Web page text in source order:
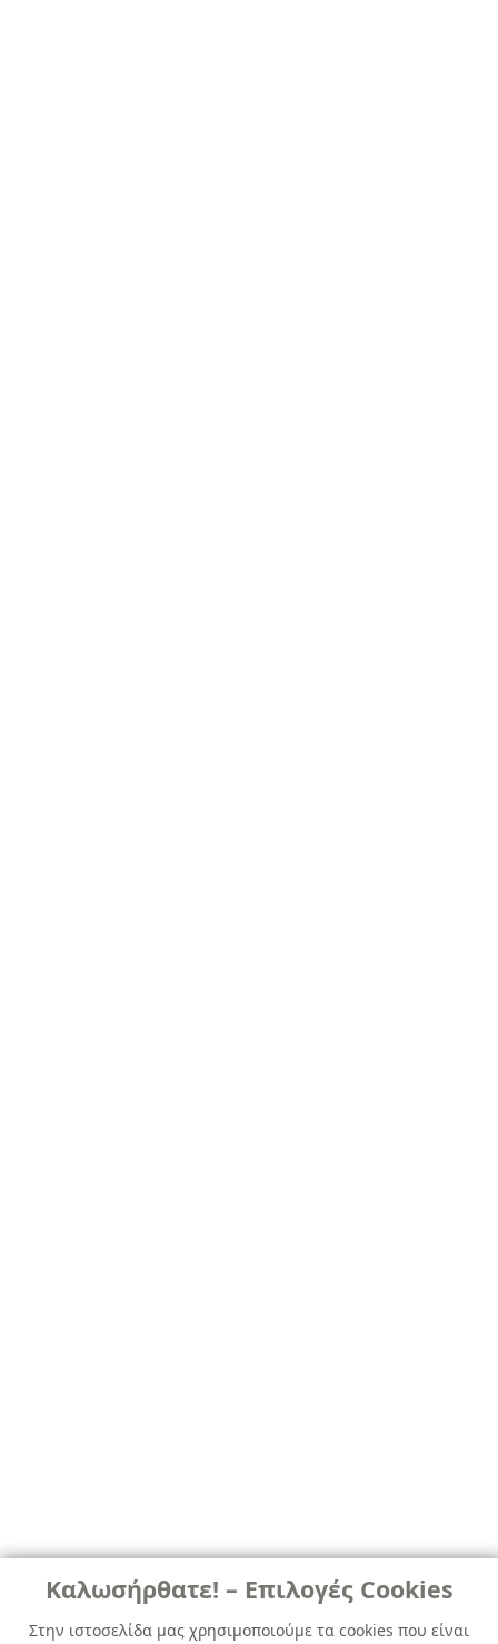
Καλωσήρθατε! – Επιλογές Cookies
Στην ιστοσελίδα μας χρησιμοποιούμε τα cookies που είναι